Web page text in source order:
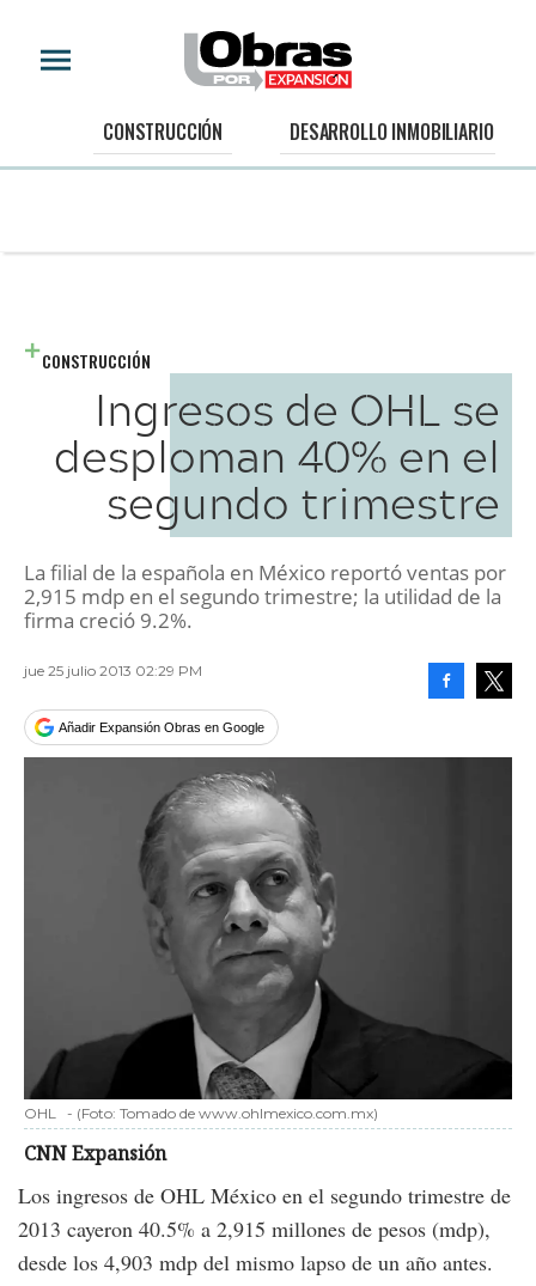
CONSTRUCCIÓN DESARROLLO INMOBILIARIO
CONSTRUCCIÓN
Ingresos de OHL se
desploman 40% en el
segundo trimestre
La filial de la española en México reportó ventas por
2,915 mdp en el segundo trimestre; la utilidad de la
firma creció 9.2%.
jue 25 julio 2013 02:29 PM
Añadir Expansión Obras en Google
OHL - (Foto: Tomado de www.ohlmexico.com.mx)
CNN Expansión
Los ingresos de OHL México en el segundo trimestre de
2013 cayeron 40.5% a 2,915 millones de pesos (mdp),
desde los 4,903 mdp del mismo lapso de un año antes.